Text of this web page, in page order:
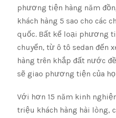
phương tiện hàng năm
khách hàng 5 sao cho các
quốc. Bất kể loại phương
chuyển, từ ô tô sedan đến
hàng trên khắp đất nước
sẽ giao phương tiện của
Với hơn 15 năm kinh
triệu khách hàng hài lòng,